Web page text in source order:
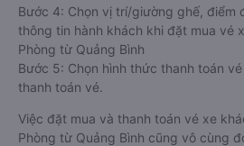
Bước 4: Chọn vị trí/giường ghế, điểm
thông tin hành khách khi đặt mua vé
Phòng từ Quảng Bình
Bước 5: Chọn hình thức thanh toán
thanh toán vé.
Việc đặt mua và thanh toán vé xe
Phòng từ Quảng Bình cũng vô cùng